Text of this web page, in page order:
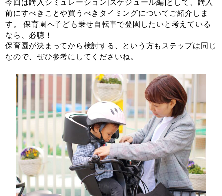
今回は購入シミュレーション[スケジュール編]として、購入
前にすべきことや買うべきタイミングについてご紹介しま
す。 保育園へ子ども乗せ自転車で登園したいと考えている
なら、必聴！
保育園が決まってから検討する、という方もステップは同じ
なので、ぜひ参考にしてくださいね。